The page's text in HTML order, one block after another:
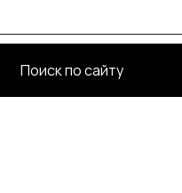
Поиск по сайту